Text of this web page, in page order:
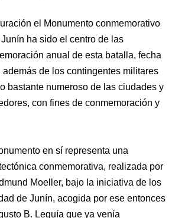
el Monumento conmemorativo
ha sido el centro de las
anual de esta batalla, fecha
de los contingentes militares
bastante numeroso de las ciudades y
con fines de conmemoración y
en sí representa una
conmemorativa, realizada por
Moeller, bajo la iniciativa de los
de Junín, acogida por ese entonces
B. Leguía que ya venía